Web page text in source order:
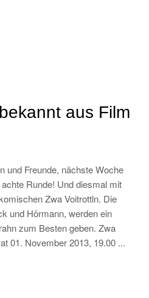
aus Film
und Freunde, nächste Woche
Runde! Und diesmal mit
Zwa Voitrottln. Die
und Hörmann, werden ein
zum Besten geben. Zwa
01. November 2013, 19.00 ...